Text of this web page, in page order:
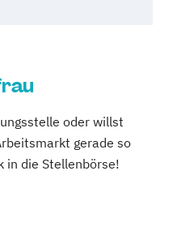
oder willst
gerade so
in die Stellenbörse!